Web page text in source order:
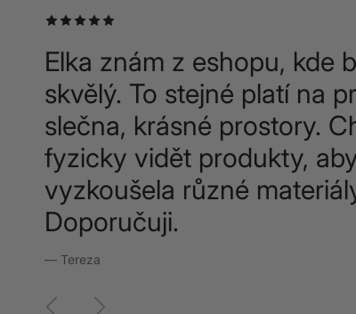
Elka znám z eshopu, kde
skvělý. To stejné platí na
slečna, krásné prostory.
fyzicky vidět produkty,
vyzkoušela různé
Doporučuji.
— Tereza
Předchozí